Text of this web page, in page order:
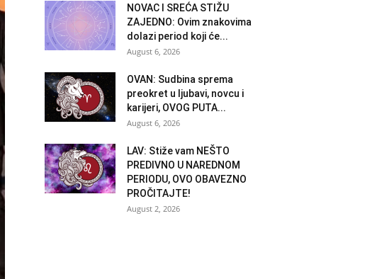
NOVAC I SREĆA STIŽU
ZAJEDNO: Ovim znakovima
dolazi period koji će...
August 6, 2026
OVAN: Sudbina sprema
preokret u ljubavi, novcu i
karijeri, OVOG PUTA...
August 6, 2026
LAV: Stiže vam NEŠTO
PREDIVNO U NAREDNOM
PERIODU, OVO OBAVEZNO
PROČITAJTE!
August 2, 2026